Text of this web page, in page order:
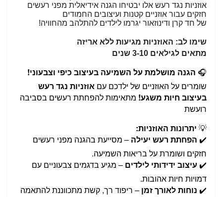
אוזניות נגד רעש אלו יבטיחו הגנה אידיאלית מפני רעשים
חזקים עבור אוזניים קטנות ועיצובים החמודים
של חד קרן ודינוזאור יגרמו לילדים להתלהב מהחוויה!
שימו לב: האוזניות מגיעות ללא אריזה
מתאים לגילאים 3-10 שנים
🎧 הגנה מושלמת על השמיעה בעיצוב כיפי וצבעוני!
שומרים על האוזניים של ילדכם עם אוזניות נגד רעש
בעיצוב חיות משגע! מתאימות להפחתת רעשים בסביבה
רועשת
💡 יתרונות האוזניות:
✔️ הפחתת רעש יעילה – מסייעת בהגנה מפני רעשים
חזקים ושומרת על בריאות השמיעה.
✔️ עיצוב ידידותי לילדים – מגיע בדגמים צבעוניים עם
דמויות חיות אהובות.
✔️ נוחות לאורך זמן – ריפוד רך, קשת מתכווננת להתאמה